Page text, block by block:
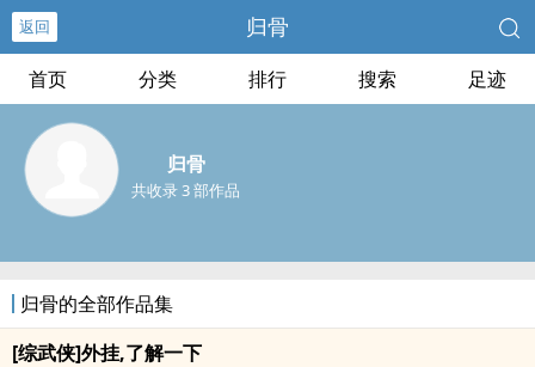
返回 归骨
首页 分类 排行 搜索 足迹
归骨
共收录 3 部作品
归骨的全部作品集
[综武侠]外挂,了解一下